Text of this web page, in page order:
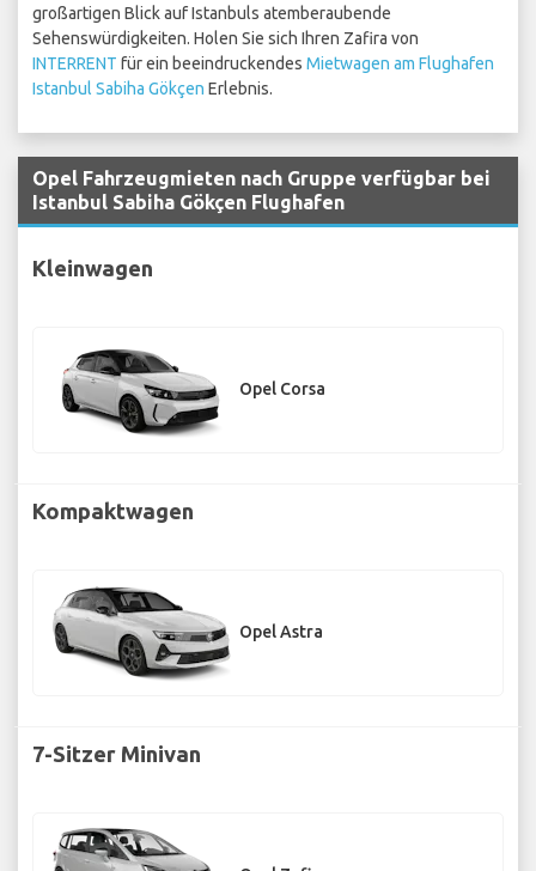
großartigen Blick auf Istanbuls atemberaubende
Sehenswürdigkeiten. Holen Sie sich Ihren Zafira von
INTERRENT für ein beeindruckendes Mietwagen am Flughafen
Istanbul Sabiha Gökçen Erlebnis.
Opel Fahrzeugmieten nach Gruppe verfügbar bei
Istanbul Sabiha Gökçen Flughafen
Kleinwagen
Opel Corsa
Kompaktwagen
Opel Astra
7-Sitzer Minivan